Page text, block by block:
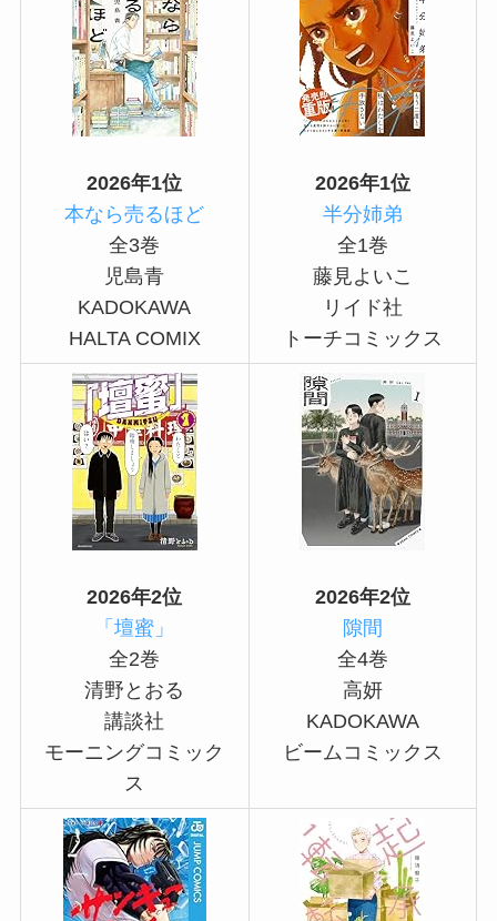
2026年1位
本なら売るほど
全3巻
児島青
KADOKAWA
HALTA COMIX
2026年1位
半分姉弟
全1巻
藤見よいこ
リイド社
トーチコミックス
2026年2位
「壇蜜」
全2巻
清野とおる
講談社
モーニングコミック
ス
2026年2位
隙間
全4巻
高妍
KADOKAWA
ビームコミックス